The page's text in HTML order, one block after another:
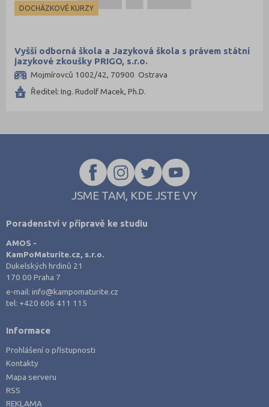
DOCHÁZKOVÉ KURZY
Vyšší odborná škola a Jazyková škola s právem státní
jazykové zkoušky PRIGO, s.r.o.
Mojmírovců 1002/42, 70900 Ostrava
Ředitel: Ing. Rudolf Macek, Ph.D.
JSME TAM, KDE JSTE VY
Poradenství v přípravě ke studiu
AMOS -
KamPoMaturite.cz, s.r.o.
Dukelských hrdinů 21
170 00 Praha 7
e-mail:info@kampomaturite.cz
tel: +420 606 411 115
Informace
Prohlášení o přístupnosti
Kontakty
Mapa serveru
RSS
REKLAMA